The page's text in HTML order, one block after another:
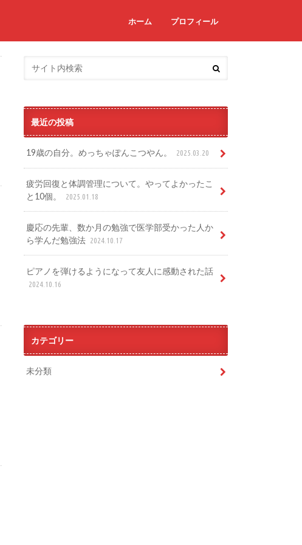
ホーム プロフィール
最近の投稿
19歳の自分。めっちゃぽんこつやん。 2025.03.20
疲労回復と体調管理について。やってよかったこ
と10個。
2025.01.18
慶応の先輩、数か月の勉強で医学部受かった人か
ら学んだ勉強法 2024.10.17
ピアノを弾けるようになって友人に感動された話
2024.10.16
カテゴリー
未分類